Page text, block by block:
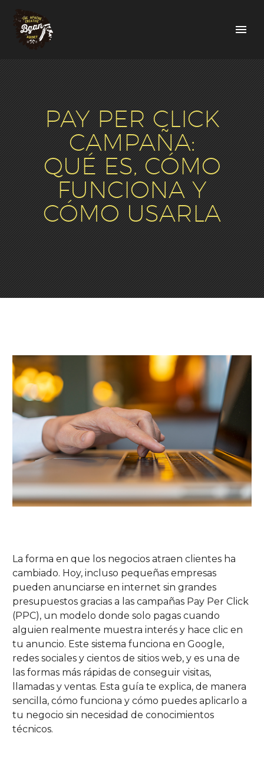
PAY PER CLICK
CAMPAÑA:
QUÉ ES, CÓMO
FUNCIONA Y
CÓMO USARLA
La forma en que los negocios atraen clientes ha
cambiado. Hoy, incluso pequeñas empresas
pueden anunciarse en internet sin grandes
presupuestos gracias a las campañas Pay Per Click
(PPC), un modelo donde solo pagas cuando
alguien realmente muestra interés y hace clic en
tu anuncio. Este sistema funciona en Google,
redes sociales y cientos de sitios web, y es una de
las formas más rápidas de conseguir visitas,
llamadas y ventas. Esta guía te explica, de manera
sencilla, cómo funciona y cómo puedes aplicarlo a
tu negocio sin necesidad de conocimientos
técnicos.